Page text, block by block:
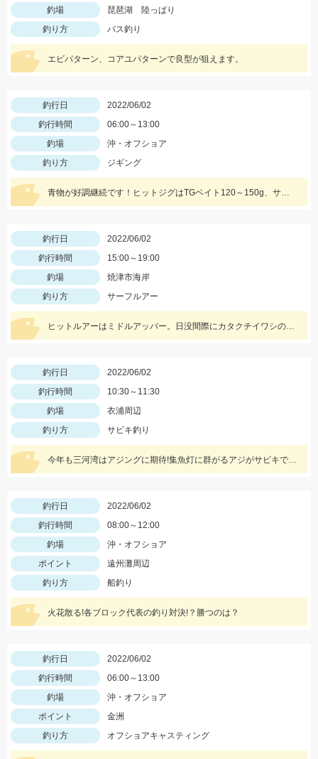
釣場
琵琶湖 陸っぱり
釣り方
バス釣り
エビパターン、コアユパターンで良型が狙えます。
釣行日
2022/06/02
釣行時間
06:00～13:00
釣場
沖・オフショア
釣り方
ジギング
青物が好調継続です！ヒットジグはTGベイト120～150g、サワラはFKTG180gのアカキンです☆
釣行日
2022/06/02
釣行時間
15:00～19:00
釣場
焼津市海岸
釣り方
サーフルアー
ヒットルアーはミドルアッパー。日没間際にカタクチイワシの接岸、ボイルがありました。
釣行日
2022/06/02
釣行時間
10:30～11:30
釣場
衣浦周辺
釣り方
サビキ釣り
今年も三河湾はアジングに期待!集魚灯に群がるアジがサビキで釣れちゃう!
釣行日
2022/06/02
釣行時間
08:00～12:00
釣場
沖・オフショア
ポイント
遠州灘周辺
釣り方
船釣り
火花散る!各ブロック代表の釣り対決!？勝つのは？
釣行日
2022/06/02
釣行時間
06:00～13:00
釣場
沖・オフショア
ポイント
金洲
釣り方
オフショアキャスティング